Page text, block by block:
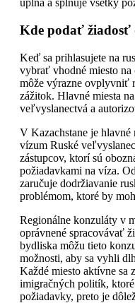
úplná a splňuje všetky
Kde podať žiadosť
Keď sa prihlasujete na
vybrať vhodné miesto
môže výrazne ovplyvniť
zážitok. Hlavné miesta
veľvyslanectvá a
V Kazachstane je hlavné
vízum Ruské
zástupcov, ktorí sú
požiadavkami na víza.
zaručuje dodržiavanie
problémom, ktoré by
Regionálne konzuláty v
oprávnené spracovávať
bydliska môžu tieto
možnosti, aby sa vyhli
Každé miesto aktívne sa
imigračných politík,
požiadavky, preto je